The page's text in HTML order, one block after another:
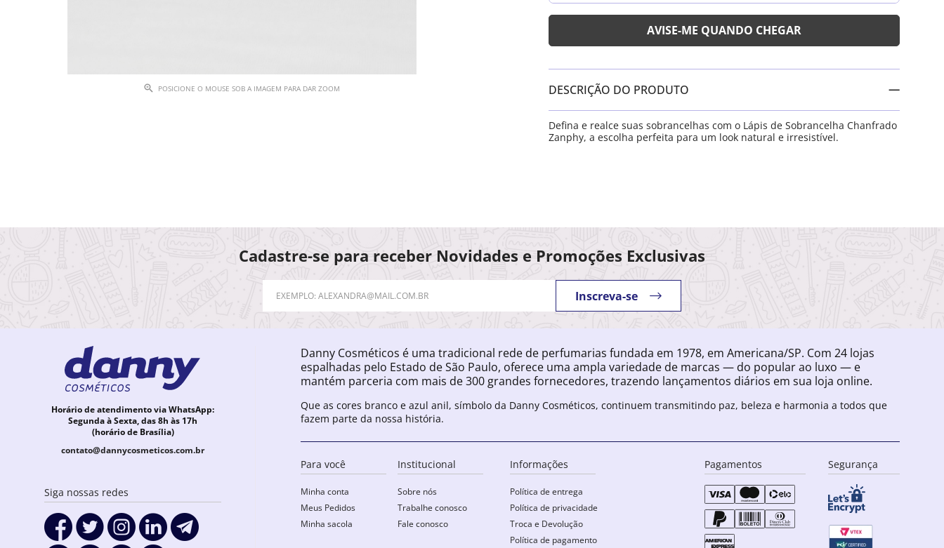
POSICIONE O MOUSE SOB A IMAGEM PARA DAR ZOOM DESCRIÇÃO DO PRODUTO
Defina e realce suas sobrancelhas com o Lápis de Sobrancelha Chanfrado
Zanphy, a escolha perfeita para um look natural e irresistível.
Cadastre-se para receber Novidades e Promoções Exclusivas
Inscreva-se
Horário de atendimento via WhatsApp:
Segunda à Sexta, das 8h às 17h
(horário de Brasília)
contato@dannycosmeticos.com.br
Siga nossas redes
Danny Cosméticos é uma tradicional rede de perfumarias fundada em 1978, em Americana/SP. Com 24 lojas
espalhadas pelo Estado de São Paulo, oferece uma ampla variedade de marcas — do popular ao luxo — e
mantém parceria com mais de 300 grandes fornecedores, trazendo lançamentos diários em sua loja online.
Que as cores branco e azul anil, símbolo da Danny Cosméticos, continuem transmitindo paz, beleza e harmonia a todos que
fazem parte da nossa história.
Para você
Minha conta
Meus Pedidos
Minha sacola
Institucional
Sobre nós
Trabalhe conosco
Fale conosco
Informações
Política de entrega
Política de privacidade
Troca e Devolução
Política de pagamento
Pagamentos Segurança